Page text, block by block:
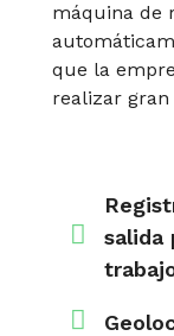
máquina de
que la
realizar gran
salida